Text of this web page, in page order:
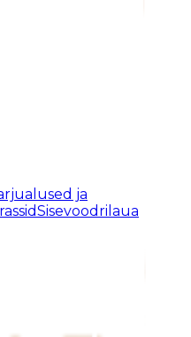
ja
Sisevoodrilaua